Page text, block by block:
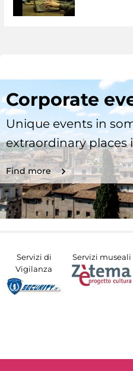
Corporate
Unique events in
extraordinary places
Find more
Servizi di
Vigilanza
Servizi museali